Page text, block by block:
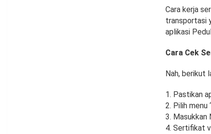
Cara kerja
transportasi
aplikasi
Cara Cek
Nah, berikut
Pastikan
Pilih menu
Masukkan
Sertifikat